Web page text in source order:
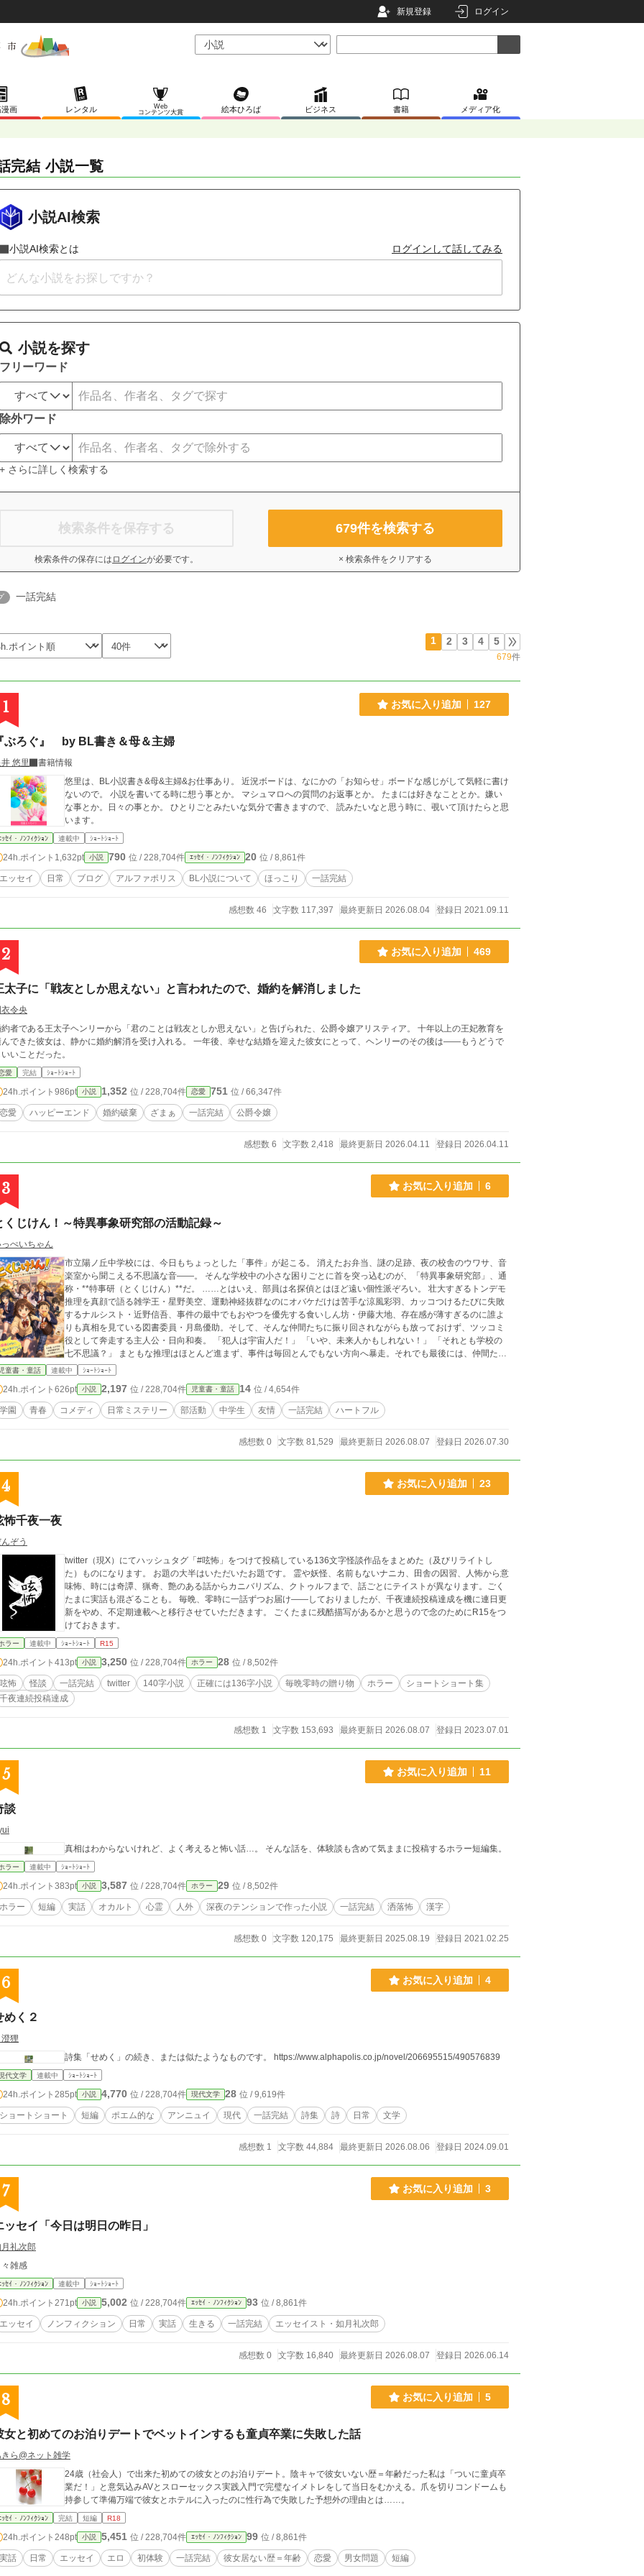
新規登録 ログイン
画 レンタル
Web
コンテンツ大賞
絵本ひろば ビジネス 書籍 メディア化
完結 小説一覧
小説AI検索
小説AI検索とは ログインして話してみる
小説を探す
フリーワード
除外ワード
+ さらに詳しく検索する
検索条件を保存する
検索条件の保存には ログインが必要です。
679件を検索する
× 検索条件をクリアする
一話完結
1 2 3 4 5
679件
1 お気に入り追加 127
ぶろぐ』 by BL書き＆母＆主婦
悠里
書籍情報
悠里は、BL小説書き&母&主婦&お仕事あり。 近況ボードは、なにかの「お知らせ」ボードな感じがして気軽に書け
ないので。 小説を書いてる時に想う事とか。 マシュマロへの質問のお返事とか。 たまには好きなこととか。嫌い
な事とか。日々の事とか。 ひとりごとみたいな気分で書きますので、 読みたいなと思う時に、覗いて頂けたらと思
います。
ｯｾｲ・ﾉﾝﾌｨｸｼｮﾝ 連載中 ｼｮｰﾄｼｮｰﾄ
24h.ポイント 1,632pt 小説 790 位 / 228,704件 ｴｯｾｲ・ﾉﾝﾌｨｸｼｮﾝ 20 位 / 8,861件
エッセイ 日常 ブログ アルファポリス BL小説について ほっこり 一話完結
感想数 46 文字数 117,397 最終更新日 2026.08.04 登録日 2021.09.11
2 お気に入り追加 469
太子に「戦友としか思えない」と言われたので、婚約を解消しました
令央
者である王太子ヘンリーから「君のことは戦友としか思えない」と告げられた、公爵令嬢アリスティア。 十年以上の王妃教育を
きた彼女は、静かに婚約解消を受け入れる。 一年後、幸せな結婚を迎えた彼女にとって、ヘンリーのその後は――もうどうで
いことだった。
愛 完結 ｼｮｰﾄｼｮｰﾄ
24h.ポイント 986pt 小説 1,352 位 / 228,704件 恋愛 751 位 / 66,347件
恋愛 ハッピーエンド 婚約破棄 ざまぁ 一話完結 公爵令嬢
感想数 6 文字数 2,418 最終更新日 2026.04.11 登録日 2026.04.11
3 お気に入り追加 6
くじけん！～特異事象研究部の活動記録～
ぺいちゃん
市立陽ノ丘中学校には、今日もちょっとした「事件」が起こる。 消えたお弁当、謎の足跡、夜の校舎のウワサ、音
楽室から聞こえる不思議な音――。 そんな学校中の小さな困りごとに首を突っ込むのが、「特異事象研究部」、通
称・**特事研（とくじけん）**だ。 ……とはいえ、部員は名探偵とはほど遠い個性派ぞろい。 壮大すぎるトンデモ
推理を真顔で語る雑学王・星野美空、運動神経抜群なのにオバケだけは苦手な涼風彩羽、カッコつけるたびに失敗
するナルシスト・近野信吾、事件の最中でもおやつを優先する食いしん坊・伊藤大地、存在感が薄すぎるのに誰よ
りも真相を見ている図書委員・月島優助。そして、そんな仲間たちに振り回されながらも放っておけず、ツッコミ
役として奔走する主人公・日向和奏。 「犯人は宇宙人だ！」 「いや、未来人かもしれない！」 「それとも学校の
七不思議？」 まともな推理はほとんど進まず、事件は毎回とんでもない方向へ暴走。それでも最後には、仲間たち
の何気ない一言や小さな思いやりがつながり、誰も傷つかない笑顔の結末へたどり着く。 これは、本格ミステリー
また笑う。 個性豊かな六人が繰り広げる、放課後青春コメディ＆日常ミステリー。 『とくじけん！～特異事象研究
部の活動記録～』 今日の放課後も、事件は笑いながらやってくる。 ※表紙のイラストは画像生成AIによって作られ
たものです。 ※この作品は「小説家になろう」でも同時投稿しています。
童書・童話 連載中 ｼｮｰﾄｼｮｰﾄ
24h.ポイント 626pt 小説 2,197 位 / 228,704件 児童書・童話 14 位 / 4,654件
学園 青春 コメディ 日常ミステリー 部活動 中学生 友情 一話完結 ハートフル
感想数 0 文字数 81,529 最終更新日 2026.08.07 登録日 2026.07.30
4 お気に入り追加 23
怖千夜一夜
ぞう
twitter（現X）にてハッシュタグ「#呟怖」をつけて投稿している136文字怪談作品をまとめた（及びリライトし
た）ものになります。 お題の大半はいただいたお題です。 霊や妖怪、名前もないナニカ、田舎の因習、人怖から意
味怖、時には奇譚、猟奇、艶のある話からカニバリズム、クトゥルフまで、話ごとにテイストが異なります。ごく
たまに実話も混ざることも。 毎晩、零時に一話ずつお届け――しておりましたが、千夜連続投稿達成を機に連日更
新をやめ、不定期連載へと移行させていただきます。 ごくたまに残酷描写があるかと思うので念のためにR15をつ
けておきます。
ラー 連載中 ｼｮｰﾄｼｮｰﾄ R15
24h.ポイント 413pt 小説 3,250 位 / 228,704件 ホラー 28 位 / 8,502件
呟怖 怪談 一話完結 twitter 140字小説 正確には136字小説 毎晩零時の贈り物 ホラー
ショートショート集
千夜連続投稿達成
感想数 1 文字数 153,693 最終更新日 2026.08.07 登録日 2023.07.01
5 お気に入り追加 11
談
真相はわからないけれど、よく考えると怖い話…。 そんな話を、体験談も含めて気ままに投稿するホラー短編集。
ラー 連載中 ｼｮｰﾄｼｮｰﾄ
24h.ポイント 383pt 小説 3,587 位 / 228,704件 ホラー 29 位 / 8,502件
ホラー 短編 実話 オカルト 心霊 人外 深夜のテンションで作った小説 一話完結 洒落怖 漢字
感想数 0 文字数 120,175 最終更新日 2025.08.19 登録日 2021.02.25
6 お気に入り追加 4
めく２
狸
詩集「せめく」の続き、または似たようなものです。 https://www.alphapolis.co.jp/novel/206695515/490576839
代文学 連載中 ｼｮｰﾄｼｮｰﾄ
24h.ポイント 285pt 小説 4,770 位 / 228,704件 現代文学 28 位 / 9,619件
ショートショート 短編 ポエム的な アンニュイ 現代 一話完結 詩集 詩 日常 文学
感想数 1 文字数 44,884 最終更新日 2026.08.06 登録日 2024.09.01
7 お気に入り追加 3
ッセイ「今日は明日の昨日」
礼次郎
雑感
ｯｾｲ・ﾉﾝﾌｨｸｼｮﾝ 連載中 ｼｮｰﾄｼｮｰﾄ
24h.ポイント 271pt 小説 5,002 位 / 228,704件 ｴｯｾｲ・ﾉﾝﾌｨｸｼｮﾝ 93 位 / 8,861件
エッセイ ノンフィクション 日常 実話 生きる 一話完結 エッセイスト・如月礼次郎
感想数 0 文字数 16,840 最終更新日 2026.08.07 登録日 2026.06.14
8 お気に入り追加 5
女と初めてのお泊りデートでベットインするも童貞卒業に失敗した話
ら@ネット雑学
24歳（社会人）で出来た初めての彼女とのお泊りデート。陰キャで彼女いない歴＝年齢だった私は「ついに童貞卒
業だ！」と意気込みAVとスローセックス実践入門で完璧なイメトレをして当日をむかえる。爪を切りコンドームも
持参して準備万端で彼女とホテルに入ったのに性行為で失敗した予想外の理由とは……。
ｯｾｲ・ﾉﾝﾌｨｸｼｮﾝ 完結 短編 R18
24h.ポイント 248pt 小説 5,451 位 / 228,704件 ｴｯｾｲ・ﾉﾝﾌｨｸｼｮﾝ 99 位 / 8,861件
実話 日常 エッセイ エロ 初体験 一話完結 彼女居ない歴＝年齢 恋愛 男女問題 短編